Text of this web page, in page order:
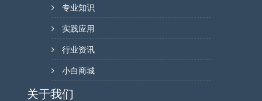
专业知识
实践应用
行业资讯
小白商城
关于我们